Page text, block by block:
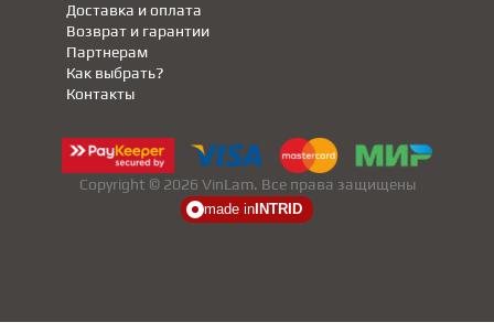
Партнерам
Доставка и оплата
Возврат и гарантии
Как выбрать?
Контакты
Copyright © 2026 VinLam. Все права защищены
made in INTRID